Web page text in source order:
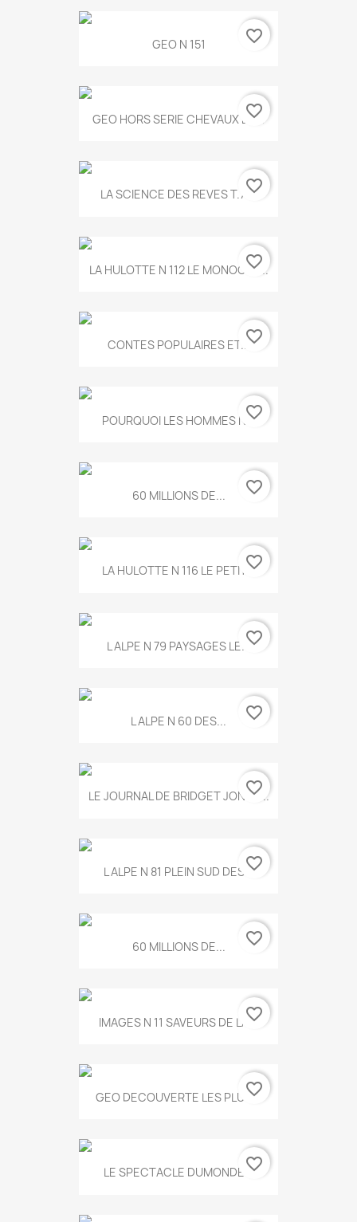
GEO N 151 favorite_border
GEO HORS SERIE CHEVAUX ET...
favorite_border
LA SCIENCE DES REVES T.787
favorite_border
LA HULOTTE N 112 LE MONOCLE...
favorite_border
CONTES POPULAIRES ET...favorite_border
POURQUOI LES HOMMES N...favorite_border
60 MILLIONS DE... favorite_border
LA HULOTTE N 116 LE PETIT...favorite_border
L ALPE N 79 PAYSAGES LE...favorite_border
L ALPE N 60 DES... favorite_border
LE JOURNAL DE BRIDGET JONES...
favorite_border
L ALPE N 81 PLEIN SUD DES...favorite_border
60 MILLIONS DE... favorite_border
IMAGES N 11 SAVEURS DE LA...
favorite_border
GEO DECOUVERTE LES PLUS...
favorite_border
LE SPECTACLE DUMONDE...favorite_border